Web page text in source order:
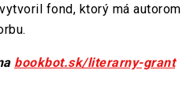
fond, ktorý má autorom
bookbot.sk/literarny-grant